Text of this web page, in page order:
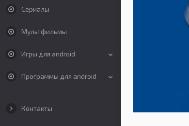
Сериалы
Мультфильмы
Игры для android
Программы для android
Контакты